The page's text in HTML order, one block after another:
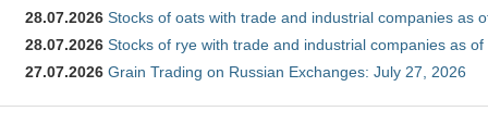
28.07.2026 Stocks of oats with trade and industrial companies as
28.07.2026 Stocks of rye with trade and industrial companies as
27.07.2026 Grain Trading on Russian Exchanges: July 27, 2026